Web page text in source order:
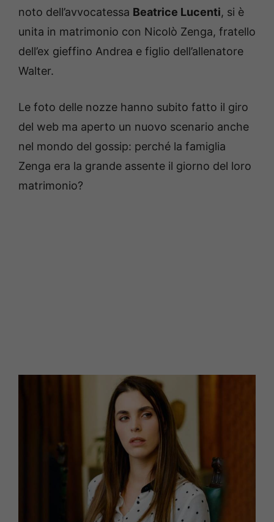
noto dell’avvocatessa Beatrice Lucenti, si è
unita in matrimonio con Nicolò Zenga, fratello
dell’ex gieffino Andrea e figlio dell’allenatore
Walter.
Le foto delle nozze hanno subito fatto il giro
del web ma aperto un nuovo scenario anche
nel mondo del gossip: perché la famiglia
Zenga era la grande assente il giorno del loro
matrimonio?